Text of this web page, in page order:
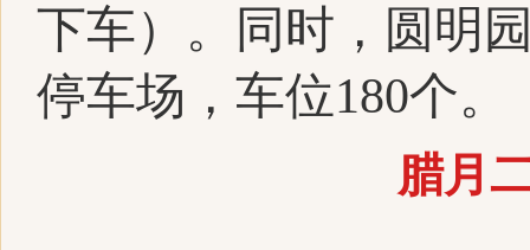
下车）。同时，圆明
停车场，车位180个。
腊月